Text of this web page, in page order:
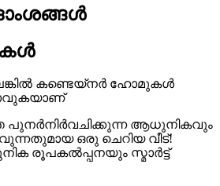
കണ്ടെയ്‌നർ ഹോമുകൾ
പുനർനിർവചിക്കുന്ന ആധുനികവും
ഒരു ചെറിയ വീട്!
രൂപകൽപ്പനയും സ്മാർട്ട്